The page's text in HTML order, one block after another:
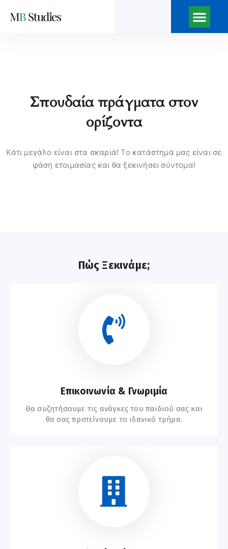
Σπουδαία πράγματα στον
ορίζοντα
Κάτι μεγάλο είναι στα σκαριά! Το κατάστημά μας είναι σε
φάση ετοιμασίας και θα ξεκινήσει σύντομα!
Πώς Ξεκινάμε;
Επικοινωνία & Γνωριμία
Θα συζητήσουμε τις ανάγκες του παιδιού σας και
θα σας προτείνουμε το ιδανικό τμήμα.